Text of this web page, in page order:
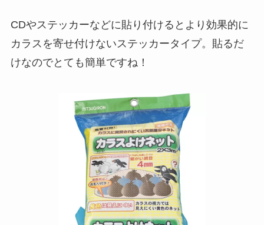
CDやステッカーなどに貼り付けるとより効果的に
カラスを寄せ付けないステッカータイプ。貼るだ
けなのでとても簡単ですね！